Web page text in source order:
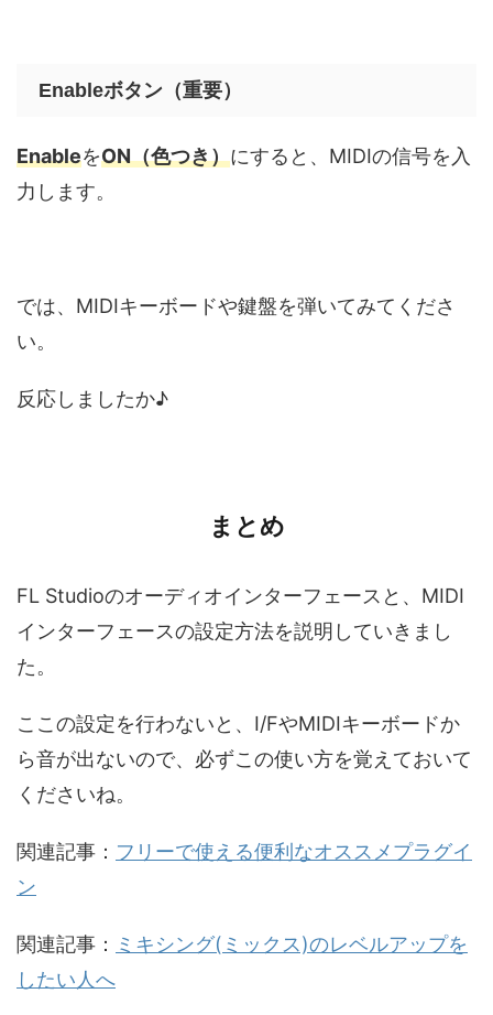
Enableボタン（重要）
EnableをON（色つき）にすると、MIDIの信号を入
力します。
では、MIDIキーボードや鍵盤を弾いてみてくださ
い。
反応しましたか♪
まとめ
FL Studioのオーディオインターフェースと、MIDI
インターフェースの設定方法を説明していきまし
た。
ここの設定を行わないと、I/FやMIDIキーボードか
ら音が出ないので、必ずこの使い方を覚えておいて
くださいね。
関連記事： フリーで使える便利なオススメプラグイ
ン
関連記事： ミキシング(ミックス)のレベルアップを
したい人へ